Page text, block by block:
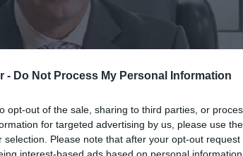
- Do Not Process My Personal Information
opt-out of the sale, sharing to third parties, or
for targeted advertising by us, please use
selection. Please note that after your opt-out